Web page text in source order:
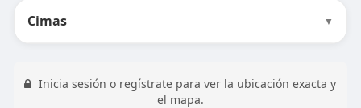
Cimas ▼
Inicia sesión o regístrate para ver la ubicación exacta y
el mapa.